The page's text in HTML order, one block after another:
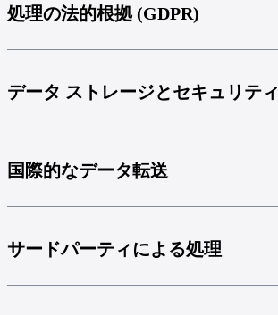
処理の法的根拠 (GDPR)
データ ストレージとセキュリティ
国際的なデータ転送
サードパーティによる処理